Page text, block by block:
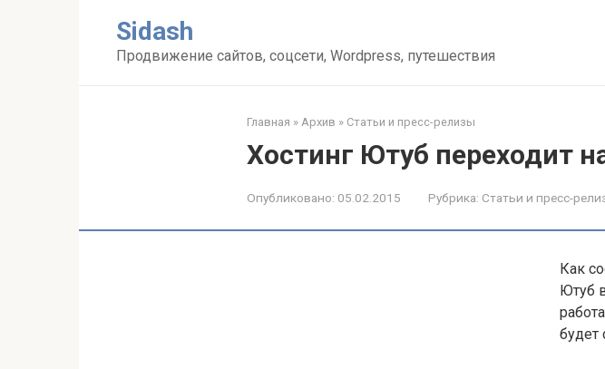
Sidash
Продвижение сайтов, соцсети, Wordpress, путешествия
Главная » Архив » Статьи и пресс-релизы
Хостинг Ютуб переходит
Опубликовано: 05.02.2015 Рубрика: Статьи и пресс-
Как
Ютуб
будет